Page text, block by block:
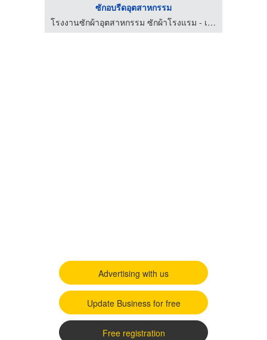
ซักอบรีดอุตสาหกรรม
โรงงานซักผ้าอุตสาหกรรม ซักผ้าโรงแรม - เจ.เอส.ลอนดรี้
Advertising with us
Update Business for free
Free registration